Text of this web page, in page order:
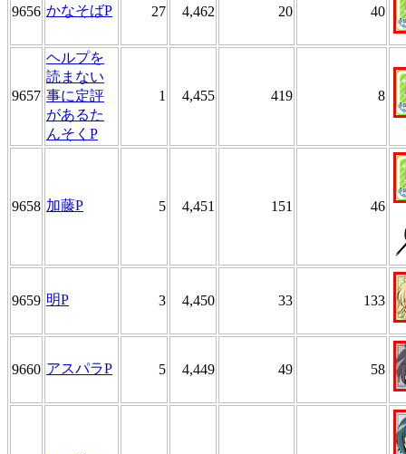
9656 かなそばP 27 4,462 20 40
9657
ヘルプを
読まない
事に定評
があるた
んそくP
1 4,455 419 8
9658 加藤P 5 4,451 151 46
9659 明P 3 4,450 33 133
9660 アスパラP 5 4,449 49 58